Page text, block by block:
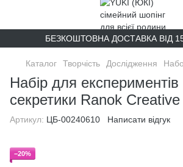
БЕЗКОШТОВНА ДОСТАВКА ВІД
Каталог Творчість Дослідження
Набір для експериментів
секретики Ranok
Артикул: ЦБ-00240610 Написати відгук
−20%